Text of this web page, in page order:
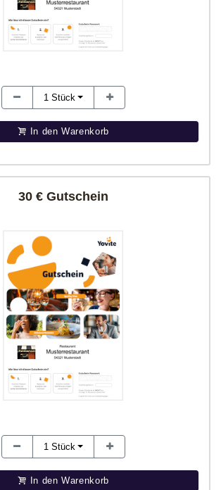
1 Stück
In den Warenkorb
30 € Gutschein
1 Stück
In den Warenkorb